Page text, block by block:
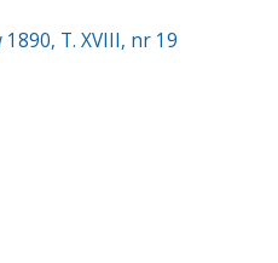
T. XVIII, nr 19